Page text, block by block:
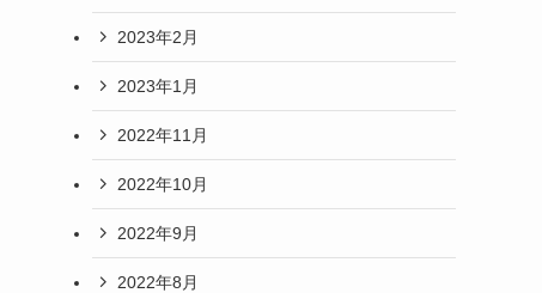
2023年2月
2023年1月
2022年11月
2022年10月
2022年9月
2022年8月